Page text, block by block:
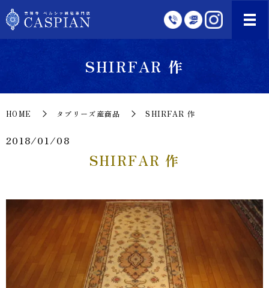
SHIRFAR 作
HOME タブリーズ産商品 SHIRFAR 作
2018/01/08
SHIRFAR 作